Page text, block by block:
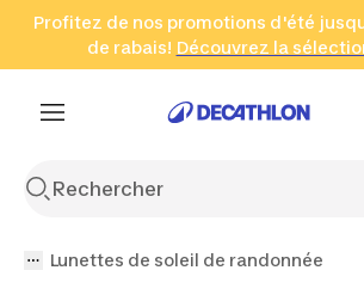
Aller à la recherche Aller au contenu
Profitez de nos promotions d'été
de rabais! Découvrez la
Cliquez ici
en seulement 2 h!
(Zones sélectionnées)
Lunettes de soleil de randonnée